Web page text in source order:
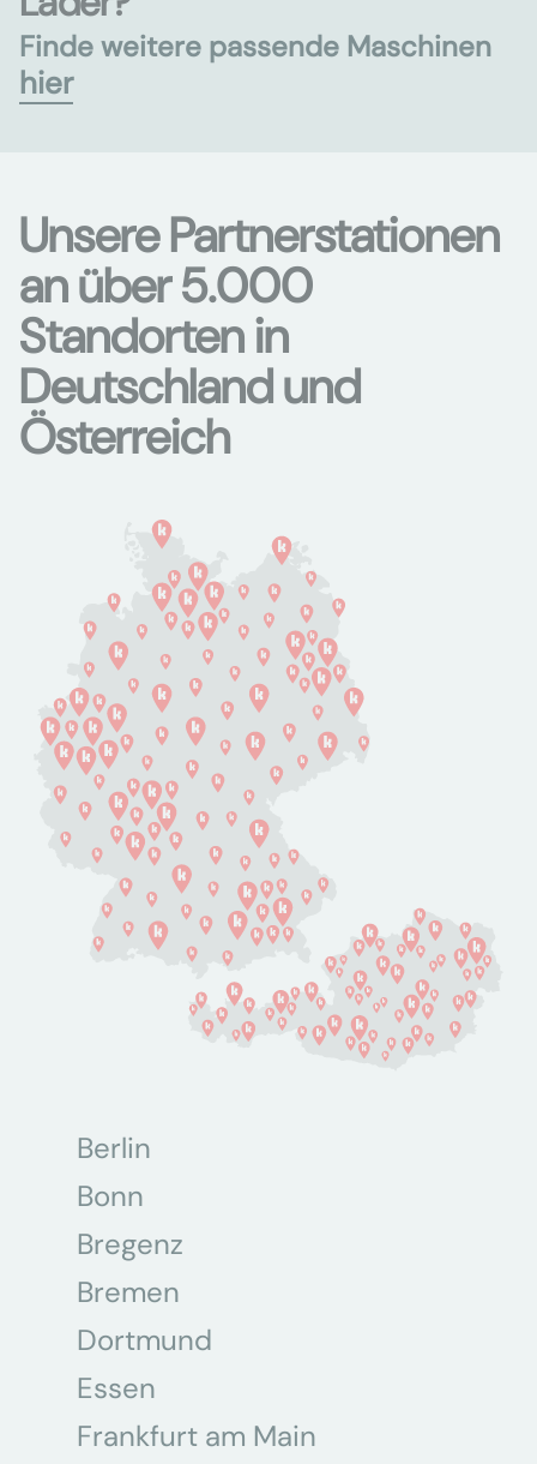
Finde weitere passende Maschinen
hier
Unsere Partnerstationen
an über 5.000
Standorten in
Deutschland und
Österreich
Berlin
Bonn
Bregenz
Bremen
Dortmund
Essen
Frankfurt am Main